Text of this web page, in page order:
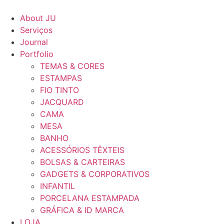
para
conteúdo
About JU
Serviços
Journal
Portfolio
TEMAS & CORES
ESTAMPAS
FIO TINTO
JACQUARD
CAMA
MESA
BANHO
ACESSÓRIOS TÊXTEIS
BOLSAS & CARTEIRAS
GADGETS & CORPORATIVOS
INFANTIL
PORCELANA ESTAMPADA
GRÁFICA & ID MARCA
LOJA